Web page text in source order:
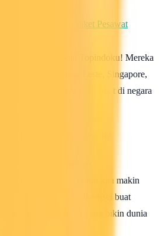
Saat Membeli Tiket Pesawat
Sobat Topindoku! Mereka
seperti Timor Leste, Singapore,
di Indonesia, sobat-sobat di negara
Bikin Kita Makin Gampang
Telkomsel juga
yang membuat hidup kita makin
digital, MyTelkomsel buat
serta layanan lainnya yang bikin dunia